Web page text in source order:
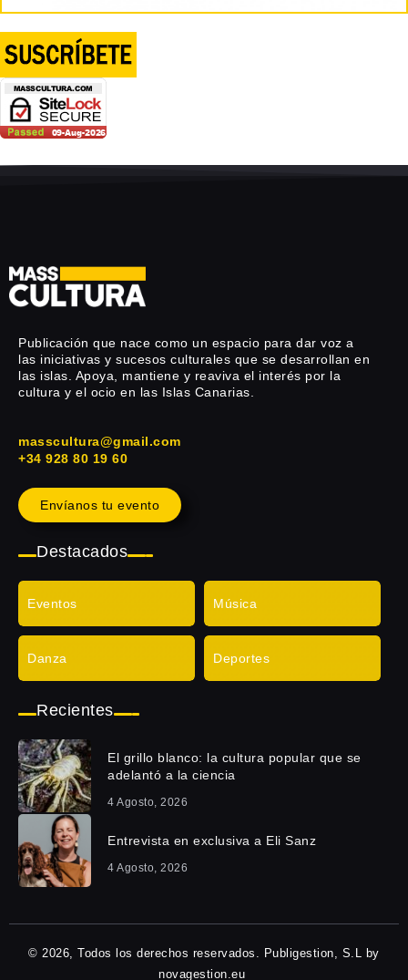
Publicación que nace como un espacio para dar voz a
las iniciativas y sucesos culturales que se desarrollan en
las islas. Apoya, mantiene y reaviva el interés por la
cultura y el ocio en las Islas Canarias.
masscultura@gmail.com
+34 928 80 19 60
Envíanos tu evento
Destacados
Eventos Música
Danza Deportes
Recientes
El grillo blanco: la cultura popular que se
adelantó a la ciencia
4 Agosto, 2026
Entrevista en exclusiva a Eli Sanz
4 Agosto, 2026
© 2026, Todos los derechos reservados. Publigestion, S.L by
novagestion.eu